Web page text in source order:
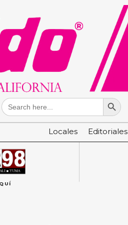
Search
for:
Search Button
Locales Editoriales